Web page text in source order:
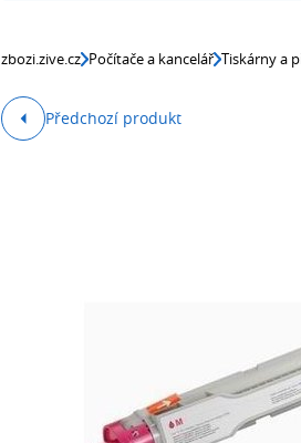
zbozi.zive.cz Počítače a kancelář Tiskárny a
Předchozí produkt